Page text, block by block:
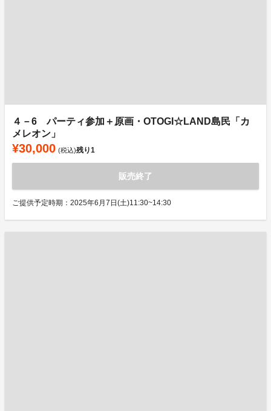
４－6 パーティ参加＋原画・OTOGI☆LAND島民「カ
メレオン」
¥30,000 (税込)残り1
販売終了
ご提供予定時期：2025年6月7日(土)11:30~14:30